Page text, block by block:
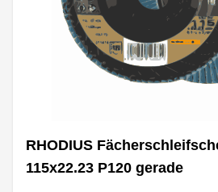
RHODIUS
115x22.23 P120 gerade